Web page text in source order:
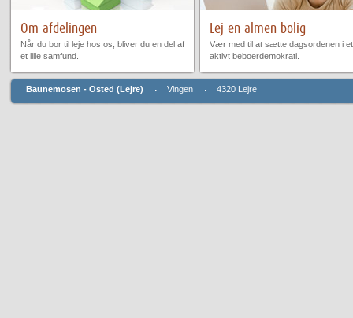
Om afdelingen
Når du bor til leje hos os, bliver du en del af
et lille samfund.
Lej en almen bolig
Vær med til at sætte dagsordenen i et
aktivt beboerdemokrati.
Baunemosen - Osted (Lejre) Vingen 4320 Lejre